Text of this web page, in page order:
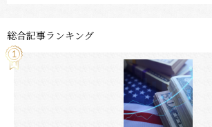
総合記事ランキング